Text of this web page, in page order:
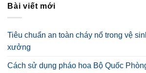
Bài viết mới
Tiêu chuẩn an toàn cháy nổ trong vệ
xưởng
Cách sử dụng pháo hoa Bộ Quốc